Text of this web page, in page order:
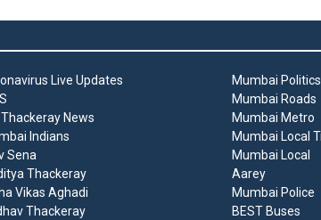
Live Updates
News
Indians
Sena
Thackeray
Vikas Aghadi
Thackeray
Mumbai
Mumbai Roads
Mumbai Metro
Mumbai Local
Mumbai Local
Aarey
Mumbai Police
BEST Buses